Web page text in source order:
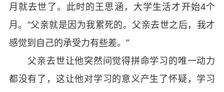
月就去世了。此时的王思涵，大学生活才开始4个
月。“父亲就是因为我累死的。父亲去世之后，我才
感觉到自己的承受力有些差。”
父亲去世让他突然间觉得拼命学习的唯一动力
都没有了，这让他对学习的意义产生了怀疑，学习